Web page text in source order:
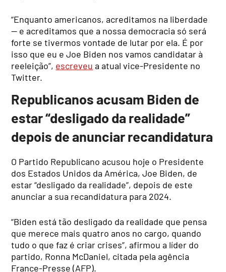
“Enquanto americanos, acreditamos na liberdade
— e acreditamos que a nossa democracia só será
forte se tivermos vontade de lutar por ela. É por
isso que eu e Joe Biden nos vamos candidatar à
reeleição”, escreveu a atual vice-Presidente no
Twitter.
Republicanos acusam Biden de
estar “desligado da realidade”
depois de anunciar recandidatura
O Partido Republicano acusou hoje o Presidente
dos Estados Unidos da América, Joe Biden, de
estar “desligado da realidade”, depois de este
anunciar a sua recandidatura para 2024.
“Biden está tão desligado da realidade que pensa
que merece mais quatro anos no cargo, quando
tudo o que faz é criar crises”, afirmou a líder do
partido, Ronna McDaniel, citada pela agência
France-Presse (AFP).